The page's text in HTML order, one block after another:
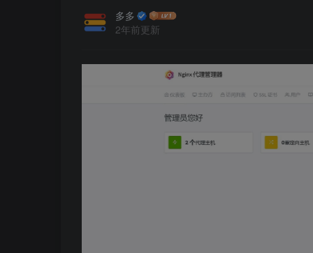
多多
2年前更新